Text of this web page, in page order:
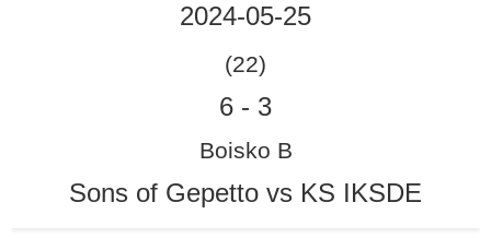
2024-05-25
(22)
6 - 3
Boisko B
Sons of Gepetto vs KS IKSDE